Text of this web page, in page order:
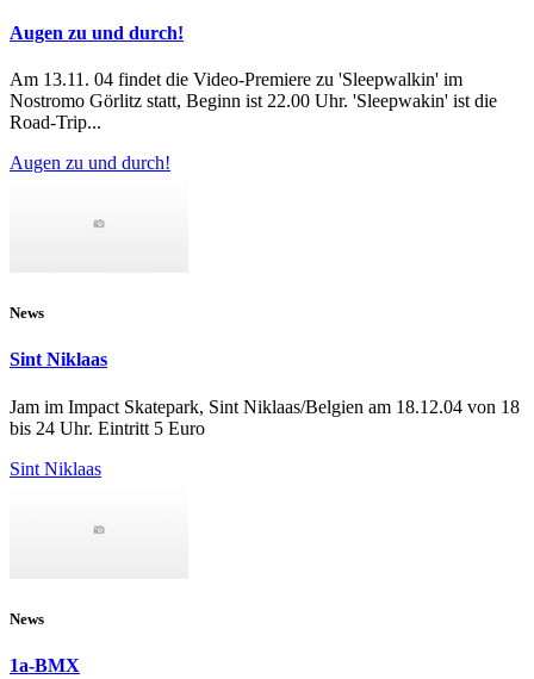
Augen zu und durch!
Am 13.11. 04 findet die Video-Premiere zu 'Sleepwalkin' im
Nostromo Görlitz statt, Beginn ist 22.00 Uhr. 'Sleepwakin' ist die
Road-Trip...
Augen zu und durch!
News
Sint Niklaas
Jam im Impact Skatepark, Sint Niklaas/Belgien am 18.12.04 von 18
bis 24 Uhr. Eintritt 5 Euro
Sint Niklaas
News
1a-BMX